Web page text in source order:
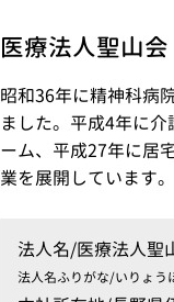
医療法人聖山会
昭和36年に精神科病
ました。平成4年に
ーム、平成27年に居
業を展開しています。
法人名/医療法人聖
法人名ふりがな/いりょう